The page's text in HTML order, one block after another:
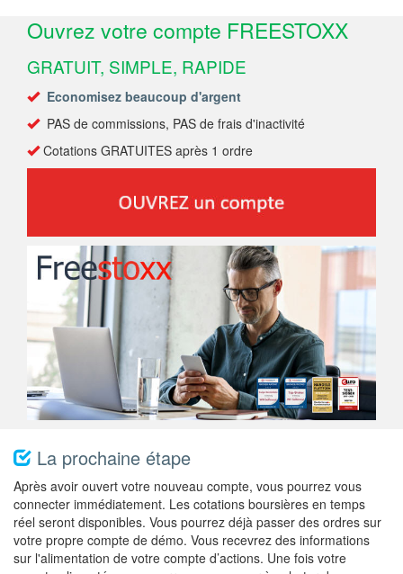
Ouvrez votre compte FREESTOXX
GRATUIT, SIMPLE, RAPIDE
Economisez beaucoup d'argent
PAS de commissions, PAS de frais d'inactivité
Cotations GRATUITES après 1 ordre
La prochaine étape
Après avoir ouvert votre nouveau compte, vous pourrez vous
connecter immédiatement. Les cotations boursières en temps
réel seront disponibles. Vous pourrez déjà passer des ordres sur
votre propre compte de démo. Vous recevrez des informations
sur l'alimentation de votre compte d’actions. Une fois votre